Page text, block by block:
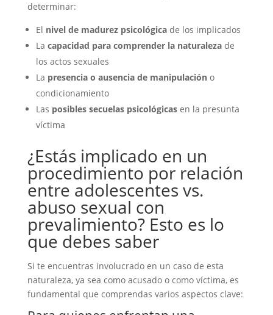
determinar:
El nivel de madurez psicológicade los implicados
La capacidad para comprender la naturalezade
los actos sexuales
La presencia o ausencia de manipulacióno
condicionamiento
Las posibles secuelas psicológicasen la presunta
víctima
¿Estás implicado en un
procedimiento por relación
entre adolescentes vs.
abuso sexual con
prevalimiento? Esto es lo
que debes saber
Si te encuentras involucrado en un caso de esta
naturaleza, ya sea como acusado o como víctima, es
fundamental que comprendas varios aspectos clave: